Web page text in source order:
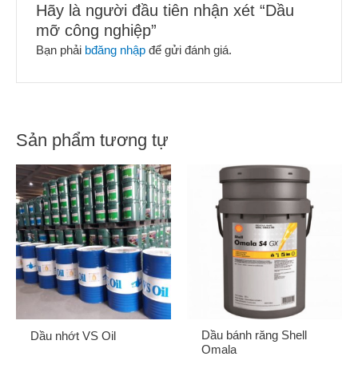
Hãy là người đầu tiên nhận xét “Dầu
mỡ công nghiệp”
Bạn phải bđăng nhập để gửi đánh giá.
Sản phẩm tương tự
Dầu nhớt VS Oil
Dầu bánh răng Shell
Omala
Gửi